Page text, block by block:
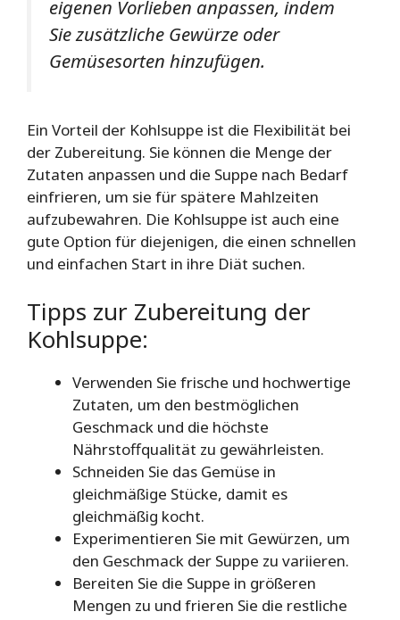
eigenen Vorlieben anpassen, indem
Sie zusätzliche Gewürze oder
Gemüsesorten hinzufügen.
Ein Vorteil der Kohlsuppe ist die Flexibilität bei
der Zubereitung. Sie können die Menge der
Zutaten anpassen und die Suppe nach Bedarf
einfrieren, um sie für spätere Mahlzeiten
aufzubewahren. Die Kohlsuppe ist auch eine
gute Option für diejenigen, die einen schnellen
und einfachen Start in ihre Diät suchen.
Tipps zur Zubereitung der
Kohlsuppe:
Verwenden Sie frische und hochwertige
Zutaten, um den bestmöglichen
Geschmack und die höchste
Nährstoffqualität zu gewährleisten.
Schneiden Sie das Gemüse in
gleichmäßige Stücke, damit es
gleichmäßig kocht.
Experimentieren Sie mit Gewürzen, um
den Geschmack der Suppe zu variieren.
Bereiten Sie die Suppe in größeren
Mengen zu und frieren Sie die restliche